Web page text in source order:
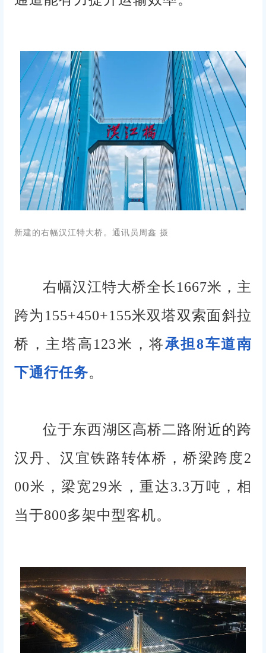
新建的右幅汉江特大桥。通讯员周鑫 摄
右幅汉江特大桥全长1667米，主
跨为155+450+155米双塔双索面斜拉
桥，主塔高123米，将承担8车道南
下通行任务。
位于东西湖区高桥二路附近的跨
汉丹、汉宜铁路转体桥，桥梁跨度2
00米，梁宽29米，重达3.3万吨，相
当于800多架中型客机。